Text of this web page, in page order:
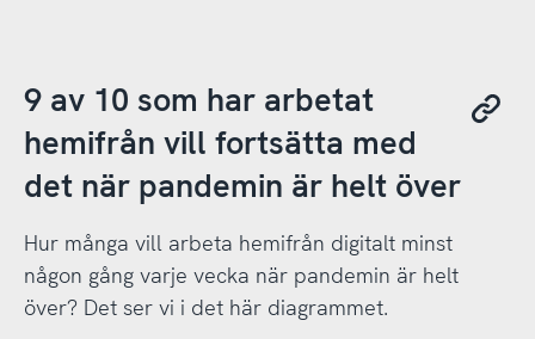
9 av 10 som har arbetat
hemifrån vill fortsätta med
det när pandemin är helt över
Hur många vill arbeta hemifrån digitalt minst
någon gång varje vecka när pandemin är helt
över? Det ser vi i det här diagrammet.